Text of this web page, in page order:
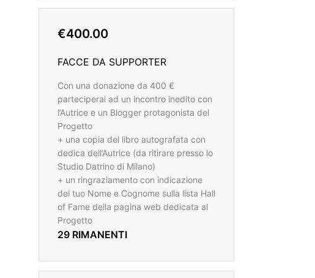
€400.00
FACCE DA SUPPORTER
Con una donazione da 400 €
parteciperai ad un incontro inedito con
l’Autrice e un Blogger protagonista del
Progetto
+ una copia del libro autografata con
dedica dell’Autrice (da ritirare presso lo
Studio Datrino di Milano)
+ un ringraziamento con indicazione
del tuo Nome e Cognome sulla lista Hall
of Fame della pagina web dedicata al
Progetto
29 RIMANENTI